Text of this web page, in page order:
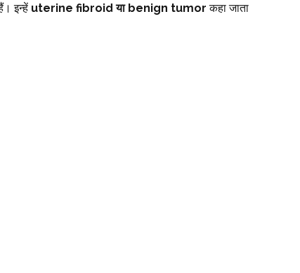
इन्हें uterine fibroid या benign tumor कहा जाता